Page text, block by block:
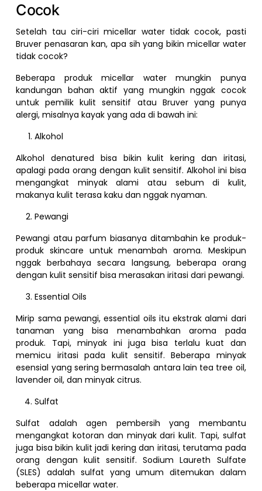
Cocok
Setelah tau ciri-ciri micellar water tidak cocok, pasti
Bruver penasaran kan, apa sih yang bikin micellar water
tidak cocok?
Beberapa produk micellar water mungkin punya
kandungan bahan aktif yang mungkin nggak cocok
untuk pemilik kulit sensitif atau Bruver yang punya
alergi, misalnya kayak yang ada di bawah ini:
Alkohol
Alkohol denatured bisa bikin kulit kering dan iritasi,
apalagi pada orang dengan kulit sensitif. Alkohol ini bisa
mengangkat minyak alami atau sebum di kulit,
makanya kulit terasa kaku dan nggak nyaman.
Pewangi
Pewangi atau parfum biasanya ditambahin ke produk-
produk skincare untuk menambah aroma. Meskipun
nggak berbahaya secara langsung, beberapa orang
dengan kulit sensitif bisa merasakan iritasi dari pewangi.
Essential Oils
Mirip sama pewangi, essential oils itu ekstrak alami dari
tanaman yang bisa menambahkan aroma pada
produk. Tapi, minyak ini juga bisa terlalu kuat dan
memicu iritasi pada kulit sensitif. Beberapa minyak
esensial yang sering bermasalah antara lain tea tree oil,
lavender oil, dan minyak citrus.
Sulfat
Sulfat adalah agen pembersih yang membantu
mengangkat kotoran dan minyak dari kulit. Tapi, sulfat
juga bisa bikin kulit jadi kering dan iritasi, terutama pada
orang dengan kulit sensitif. Sodium Laureth Sulfate
(SLES) adalah sulfat yang umum ditemukan dalam
beberapa micellar water.